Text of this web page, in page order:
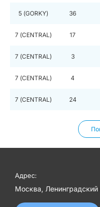
5 (GORKY) 36
7 (CENTRAL) 17
7 (CENTRAL) 3
7 (CENTRAL) 4
7 (CENTRAL) 24
Адрес:
Москва, Ленинградский